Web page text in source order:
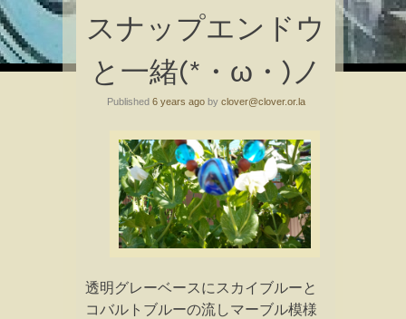
Skip
to
content
スナップエンドウ
と一緒(*・ω・)ノ
Published 6 years agoby clover@clover.or.la
透明グレーベースにスカイブルーと
コバルトブルーの流しマーブル模様